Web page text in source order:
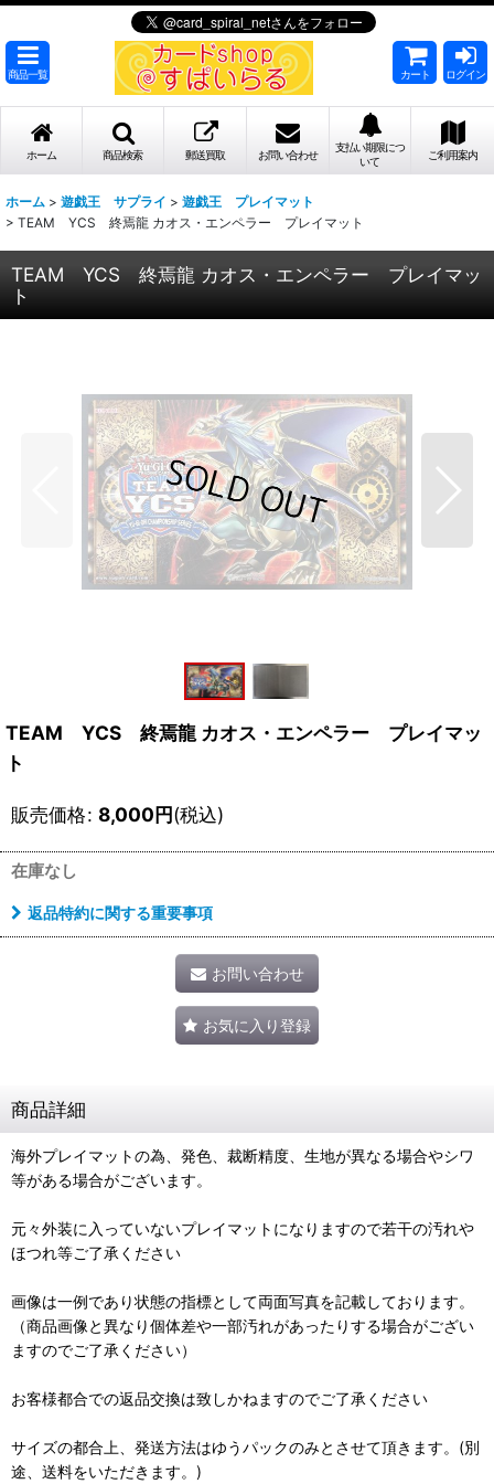
商品一覧 カート ログイン
ホーム 商品検索 郵送買取 お問い合わせ
支払い期限につ
いて
ご利用案内
ホーム > 遊戯王 サプライ > 遊戯王 プレイマット
> TEAM YCS 終焉龍 カオス・エンペラー プレイマット
TEAM YCS 終焉龍 カオス・エンペラー プレイマッ
ト
TEAM YCS 終焉龍 カオス・エンペラー プレイマッ
ト
販売価格: 8,000円(税込)
在庫なし
返品特約に関する重要事項
お問い合わせ
お気に入り登録
商品詳細
海外プレイマットの為、発色、裁断精度、生地が異なる場合やシワ
等がある場合がございます。
元々外装に入っていないプレイマットになりますので若干の汚れや
ほつれ等ご了承ください
画像は一例であり状態の指標として両面写真を記載しております。
（商品画像と異なり個体差や一部汚れがあったりする場合がござい
ますのでご了承ください）
お客様都合での返品交換は致しかねますのでご了承ください
サイズの都合上、発送方法はゆうパックのみとさせて頂きます。(別
途、送料をいただきます。)